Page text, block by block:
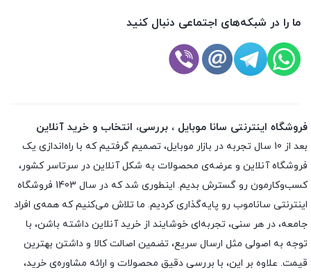
ما را در شبکه‌های اجتماعی دنبال کنید
فروشگاه اینترنتی سانا موبایل ، بررسی، انتخاب و خرید آنلاین
بعد از 10 سال تجربه در بازار موبایل، تصمیم گرفتیم که با راه‌اندازی یک
فروشگاه آنلاین و عرضه‌ی محصولات به شکل آنلاین در سرتاسر کشور،
کسب‌وکارمون رو گسترش بدیم. اینطوری شد که در سال 1403 فروشگاه
اینترنتی ساناموب رو پایه‌گذاری کردیم. ما تلاش می‌کنیم که همه‌ی افراد
جامعه، در هر سنی، تجربه‌ای خوشایند از خرید آنلاین داشته باشن، با
توجه به اصولی مثل ارسال سریع، تضمین اصالت کالا و داشتن بهترین
قیمت. علاوه بر این، با بررسی دقیق محصولات و ارائه مشاوره‌ی خرید،